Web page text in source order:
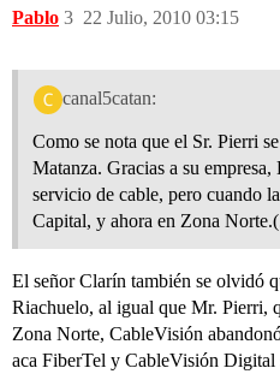
Pablo 22 Julio, 2010 03:15
3
canal5catan:
Como se nota que el Sr. Pierri
Matanza. Gracias a su
servicio de cable, pero cuando
Capital, y ahora en Zona
El señor Clarín también se olvidó
Riachuelo, al igual que Mr. Pierri,
Zona Norte, CableVisión
aca FiberTel y CableVisión Digital